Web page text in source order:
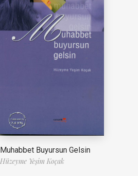
Muhabbet Buyursun Gelsin
Hüzeyme Yeşim Koçak